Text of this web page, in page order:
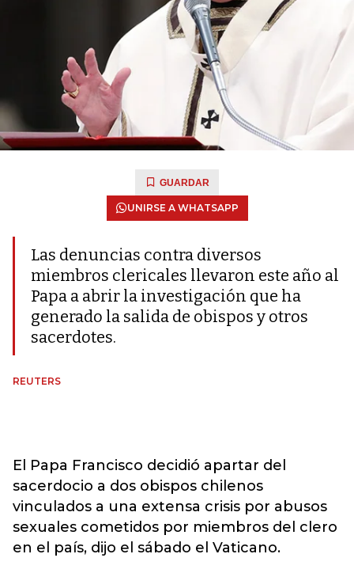
GUARDAR
UNIRSE A WHATSAPP
Las denuncias contra diversos
miembros clericales llevaron este año al
Papa a abrir la investigación que ha
generado la salida de obispos y otros
sacerdotes.
REUTERS
El Papa Francisco decidió apartar del
sacerdocio a dos obispos chilenos
vinculados a una extensa crisis por abusos
sexuales cometidos por miembros del clero
en el país, dijo el sábado el Vaticano.